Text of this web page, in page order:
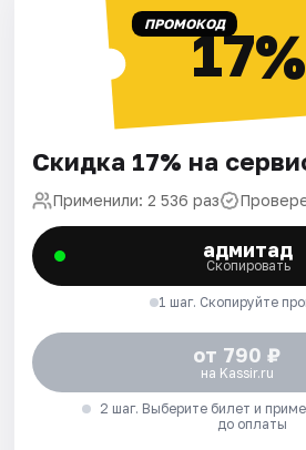
ПРОМОКОД17%
Скидка 17% на
Применили: 2 536 раз
адмитад
Скопировать
1 шаг. Скопируйте
от 790 ₽
на Kassir.ru
2 шаг. Выберите билет и
до оплаты